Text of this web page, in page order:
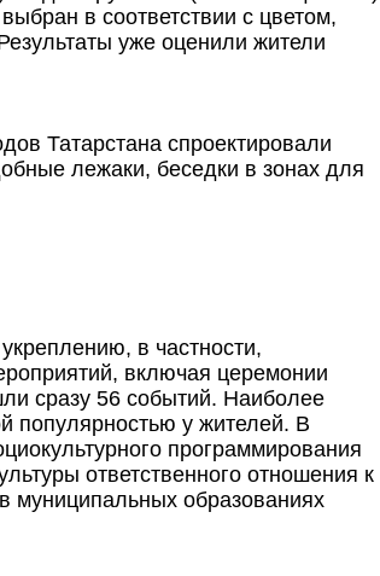
в соответствии с цветом,
уже оценили жители
Татарстана спроектировали
лежаки, беседки в зонах для
в частности,
включая церемонии
сразу 56 событий. Наиболее
популярностью у жителей. В
программирования
ответственного отношения к
муниципальных образованиях